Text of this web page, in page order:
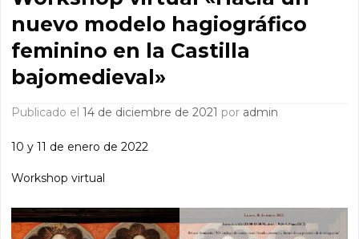
nuevo modelo hagiográfico
feminino en la Castilla
bajomedieval»
Publicado el14 de diciembre de 2021 por admin
10 y 11 de enero de 2022
Workshop virtual